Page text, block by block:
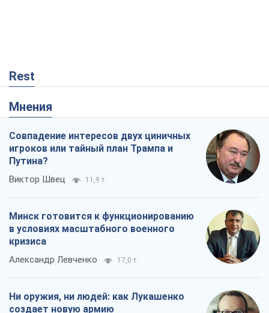
Rest
Мнения
Совпадение интересов двух циничных
игроков или тайный план Трампа и
Путина?
Виктор Швец 11,9 т.
Минск готовится к функционированию
в условиях масштабного военного
кризиса
Александр Левченко 17,0 т.
Ни оружия, ни людей: как Лукашенко
создает новую армию